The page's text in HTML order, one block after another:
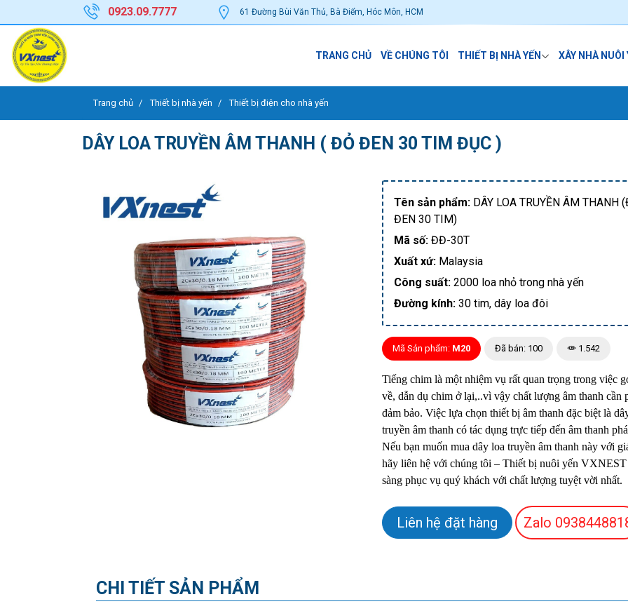
0923.09.7777 61 Đường Bùi Văn Thủ, Bà Điểm, Hóc Môn, HCM
TRANG CHỦ VỀ CHÚNG TÔI THIẾT BỊ NHÀ YẾN XÂY NHÀ NUÔI
Trang chủ Thiết bị nhà yến Thiết bị điện cho nhà yến
DÂY LOA TRUYỀN ÂM THANH ( ĐỎ ĐEN 30 TIM ĐỤC )
Tên sản phẩm:DÂY LOA TRUYỀN ÂM THANH
ĐEN 30 TIM)
Mã số:ĐĐ-30T
Xuất xứ:Malaysia
Công suất:2000 loa nhỏ trong nhà yến
Đường kính:30 tim, dây loa đôi
Mã Sản phẩm: M20 Đã bán: 100 1.542
Tiếng chim là một nhiệm vụ rất quan trọng trong việc
về, dẫn dụ chim ở lại,..vì vậy chất lượng âm thanh cần
đảm bảo. Việc lựa chọn thiết bị âm thanh đặc biệt là
truyền âm thanh có tác dụng trực tiếp đến âm thanh
Nếu bạn muốn mua dây loa truyền âm thanh này với
hãy liên hệ với chúng tôi – Thiết bị nuôi yến VXNEST
sàng phục vụ quý khách với chất lượng tuyệt vời nhất.
Liên hệ đặt hàng Zalo
CHI TIẾT SẢN PHẨM